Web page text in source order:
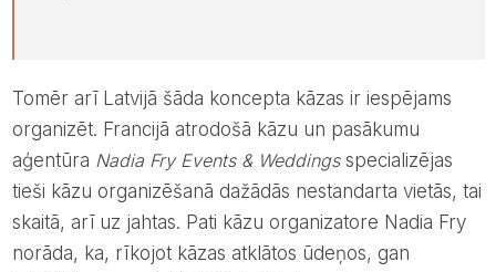
Tomēr arī Latvijā šāda koncepta kāzas ir iespējams
organizēt. Francijā atrodošā kāzu un pasākumu
aģentūra Nadia Fry Events & Weddingsspecializējas
tieši kāzu organizēšanā dažādās nestandarta vietās, tai
skaitā, arī uz jahtas. Pati kāzu organizatore Nadia Fry
norāda, ka, rīkojot kāzas atklātos ūdeņos, gan